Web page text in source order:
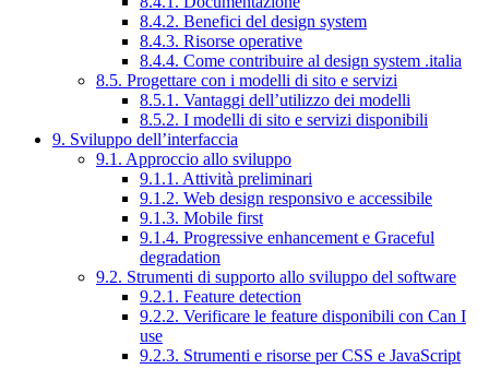
8.4.2. Benefici del design system
8.4.3. Risorse operative
8.4.4. Come contribuire al design system .italia
8.5. Progettare con i modelli di sito e servizi
8.5.1. Vantaggi dell’utilizzo dei modelli
8.5.2. I modelli di sito e servizi disponibili
9. Sviluppo dell’interfaccia
9.1. Approccio allo sviluppo
9.1.1. Attività preliminari
9.1.2. Web design responsivo e accessibile
9.1.3. Mobile first
9.1.4. Progressive enhancement e Graceful
degradation
9.2. Strumenti di supporto allo sviluppo del software
9.2.1. Feature detection
9.2.2. Verificare le feature disponibili con Can I
use
9.2.3. Strumenti e risorse per CSS e JavaScript